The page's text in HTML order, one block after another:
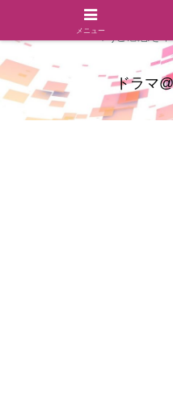
ドラマのシーンとセリフを切
バレ)と感想を
ドラマ
メニュー